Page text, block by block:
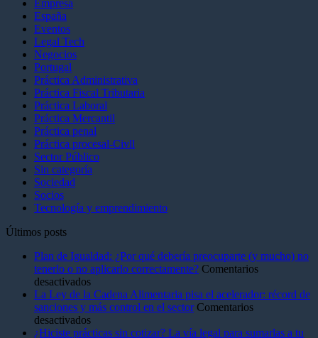
Empresa
España
Eventos
Legal Tech
Negocios
Portugal
Práctica Administrativa
Práctica Fiscal Tributaria
Práctica Laboral
Práctica Mercantil
Práctica penal
Práctica procesal-Civll
Sector Público
Sin categoría
Sociedad
Socios
Tecnología y emprendimiento
Últimos posts
Plan de Igualdad: ¿Por qué debería preocuparte (y mucho) no
tenerlo o no aplicarlo correctamente? Comentarios
desactivadosen
Plan
de
Igualdad:
¿Por
La Ley de la Cadena Alimentaria pisa el acelerador: récord de
sanciones y más control en el sector Comentarios
desactivadosen
La
¿Hiciste prácticas sin cotizar? La vía legal para sumarlas a tu